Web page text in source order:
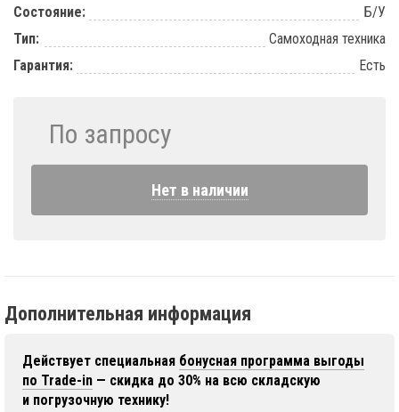
Состояние:
Б/У
Тип:
Самоходная техника
Гарантия:
Есть
По запросу
Нет в наличии
Дополнительная информация
Действует специальная бонусная программа выгоды
по Trade-in — скидка до 30% на всю складскую
и погрузочную технику!